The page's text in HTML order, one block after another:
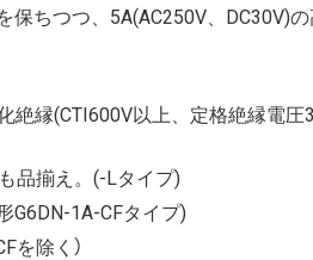
ちつつ、5A(AC250V、DC30V)
絶縁(CTI600V以上、定格絶縁電圧
品揃え。(-Lタイプ)
G6DN-1A-CFタイプ)
を除く）